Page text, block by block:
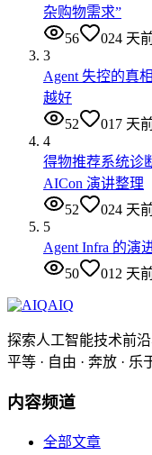
杂购物需求”
56
024 天
3
Agent 失控的真
越好
52
017 天
4
得物推荐系统诊
AICon 演讲整理
52
024 天
5
Agent Infra 的演
50
012 天
AIQ
探索人工智能技术前沿
平等 · 自由 · 奔放 · 乐
内容频道
全部文章